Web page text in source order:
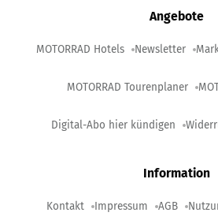
Angebote
MOTORRAD Hotels Newsletter
MOTORRAD Tourenplaner
Digital-Abo hier kündigen
Information
Kontakt Impressum AGB